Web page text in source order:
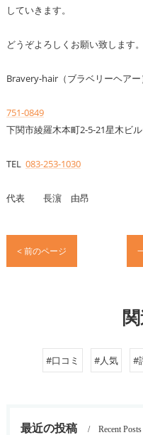
していきます。
どうぞよろしくお願い致します。
Bravery-hair（ブラベリーヘアー
751-0849
下関市綾羅木本町2-5-21星木ビ
TEL 083-253-1030
代表 長濵 由昂
< 前のページ
#口コミ #人気 #
最近の投稿 Recent Posts